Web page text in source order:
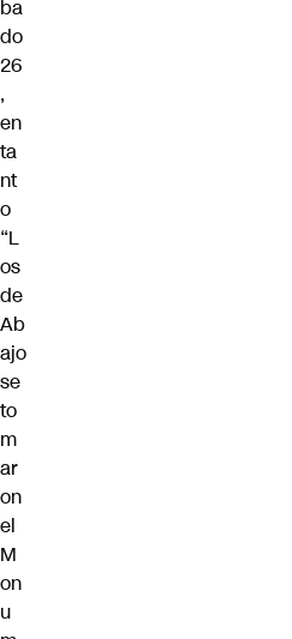
ba
do
26
,
en
ta
nt
o
“L
os
de
Ab
ajo
se
to
m
ar
on
el
M
on
u